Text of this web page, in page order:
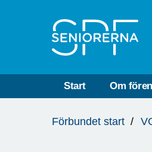
Start Om
är
Förbundet start